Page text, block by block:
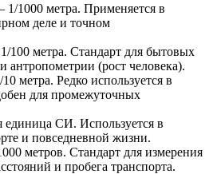
1/1000 метра. Применяется в
деле и точном
100 метра. Стандарт для бытовых
антропометрии (рост человека).
10 метра. Редко используется в
для промежуточных
единица СИ. Используется в
и повседневной жизни.
метров. Стандарт для измерения
и пробега транспорта.